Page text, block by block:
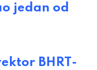
jedan od
BHRT-